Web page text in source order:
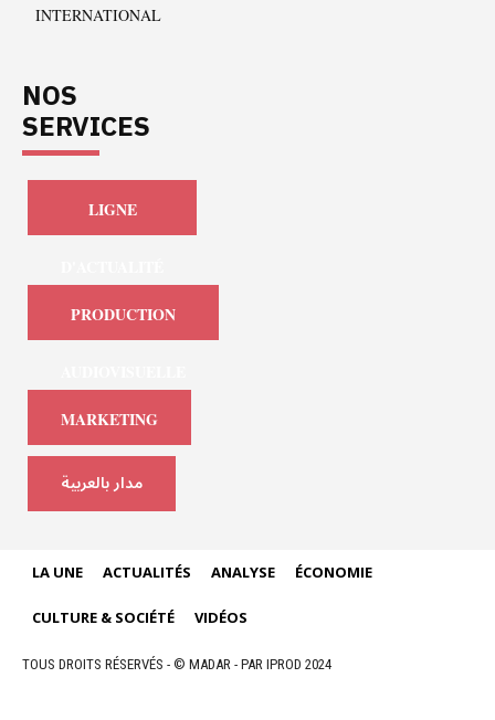
INTERNATIONAL
NOS
SERVICES
LIGNE
PRODUCTION
MARKETING
مدار بالعربية
LA UNE ACTUALITÉS ANALYSE ÉCONOMIE
CULTURE & SOCIÉTÉ VIDÉOS
TOUS DROITS RÉSERVÉS - © MADAR - PAR IPROD 2024